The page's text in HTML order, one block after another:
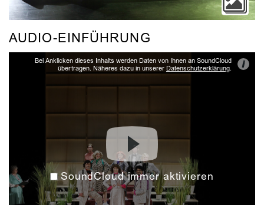
AUDIO-EINFÜHRUNG
Bei Anklicken dieses Inhalts werden Daten von Ihnen an SoundCloud
übertragen. Näheres dazu in unserer Datenschutzerklärung. i
SoundCloud immer aktivieren